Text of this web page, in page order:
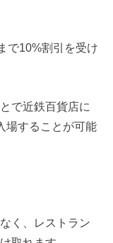
で10%割引を受け
で近鉄百貨店に
場することが可能
く、レストラン